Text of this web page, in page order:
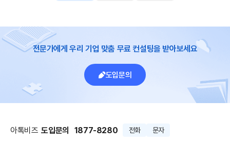
전문가에게 우리 기업 맞춤 무료 컨설팅을 받아보세요
도입문의
아톡비즈 도입문의 1877-8280 전화 문자